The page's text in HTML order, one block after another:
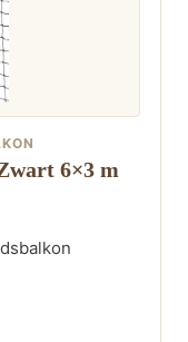
6×3 m